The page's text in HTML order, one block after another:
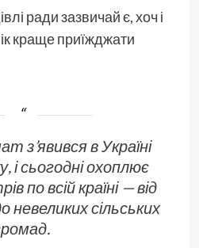
ради зазвичай є, хоч і
краще приїжджати
з’явився в Україні
і сьогодні охоплює
по всій країні — від
невеликих сільських